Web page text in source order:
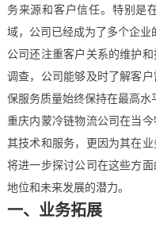
务来源和客户信任。特别是
域，公司已经成为了多个企业
公司还注重客户关系的维护
调查，公司能够及时了解客
保服务质量始终保持在最高水
重庆内蒙冷链物流公司在当
其技术和服务，更因为其在
将进一步探讨公司在这些方
地位和未来发展的潜力。
一、业务拓展